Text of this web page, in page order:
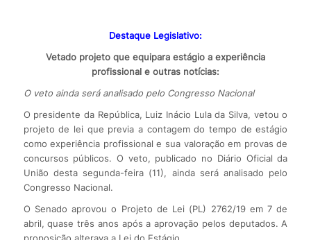
Destaque Legislativo:
Vetado projeto que equipara estágio a experiência
profissional e outras notícias:
O veto ainda será analisado pelo Congresso Nacional
O presidente da República, Luiz Inácio Lula da Silva, vetou o
projeto de lei que previa a contagem do tempo de estágio
como experiência profissional e sua valoração em provas de
concursos públicos. O veto, publicado no Diário Oficial da
União desta segunda-feira (11), ainda será analisado pelo
Congresso Nacional.
O Senado aprovou o Projeto de Lei (PL) 2762/19 em 7 de
abril, quase três anos após a aprovação pelos deputados. A